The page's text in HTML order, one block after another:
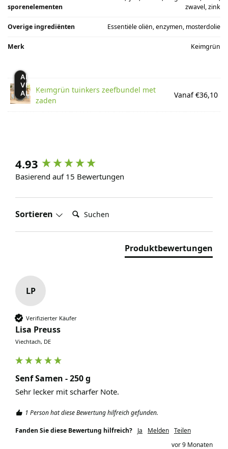
sporenelementen
zwavel, zink
Overige ingrediënten Essentiële oliën, enzymen, mosterdolie
Merk Keimgrün
AI
VERANDERT
ALLESKeimgrün tuinkers zeefbundel met
zaden
Vanaf €36,10
4.93
Basierend auf 15 Bewertungen
Sortieren Suchen:
Produktbewertungen
LP
Verifizierter Käufer
Lisa Preuss
Viechtach, DE
Senf Samen - 250 g
Sehr lecker mit scharfer Note.
1 Person hat diese Bewertung hilfreich gefunden.
Fanden Sie diese Bewertung hilfreich? Ja Melden Teilen
vor 9 Monaten